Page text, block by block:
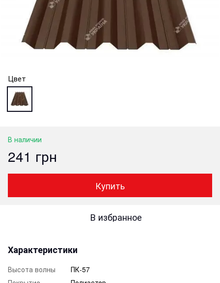
Цвет
В наличии
241 грн
Купить
В избранное
Характеристики
Высота волны
ПК-57